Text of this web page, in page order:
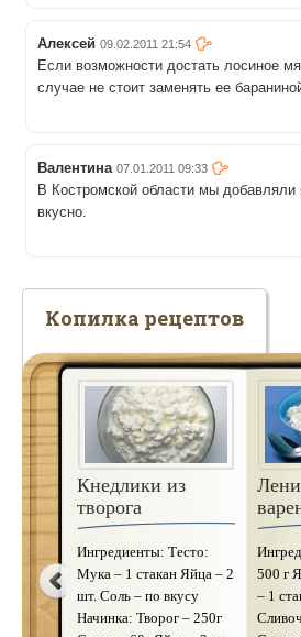
Алексей 09.02.2011 21:54
Если возможности достать лосиное
случае не стоит заменять ее
Валентина 07.01.2011 09:33
В Костромской области мы добавляли
вкусно.
Копилка рецептов
Кнедлики из
творога
Ингредиенты: Тесто:
Мука – 1 стакан Яйца – 2
шт. Соль – по вкусу
Начинка: Творог – 250г
кг
1/4
вкусу
500 г
– 1